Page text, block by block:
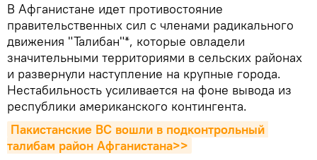
В Афганистане идет противостояние
правительственных сил с членами радикального
движения "Талибан"*, которые овладели
значительными территориями в сельских районах
и развернули наступление на крупные города.
Нестабильность усиливается на фоне вывода из
республики американского контингента.
Пакистанские ВС вошли в подконтрольный
талибам район Афганистана>>